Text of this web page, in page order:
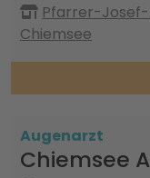
Pfarrer-Josef-
Chiemsee
Augenarzt
Chiemsee